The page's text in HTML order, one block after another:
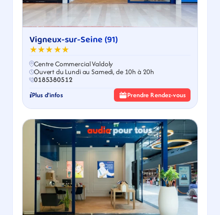
Vigneux-sur-Seine (91)
★★★★★
Centre Commercial Valdoly
Ouvert du Lundi au Samedi, de 10h à 20h
0185380512
Plus d'infos Prendre Rendez-vous